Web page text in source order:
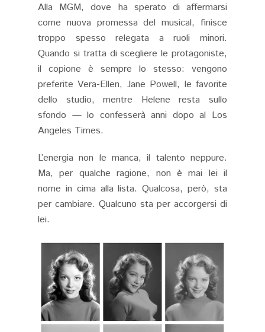
Alla MGM, dove ha sperato di affermarsi
come nuova promessa del musical, finisce
troppo spesso relegata a ruoli minori.
Quando si tratta di scegliere le protagoniste,
il copione è sempre lo stesso: vengono
preferite Vera-Ellen, Jane Powell, le favorite
dello studio, mentre Helene resta sullo
sfondo — lo confesserà anni dopo al Los
Angeles Times.
L’energia non le manca, il talento neppure.
Ma, per qualche ragione, non è mai lei il
nome in cima alla lista. Qualcosa, però, sta
per cambiare. Qualcuno sta per accorgersi di
lei.